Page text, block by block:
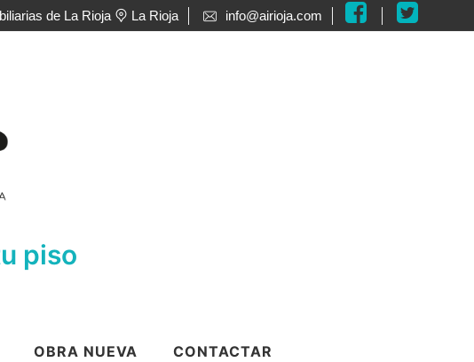
de La Rioja La Rioja info@airioja.com
piso
OBRA NUEVA CONTACTAR